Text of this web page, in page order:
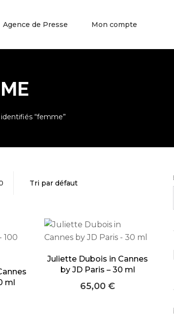
Envato to
Blog
Meetups
Agence de Presse Mon compte
“femme”
ml
Juliette Dubois in Cannes
by JD Paris – 30 ml
65,00€